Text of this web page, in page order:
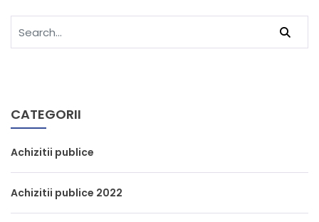
CATEGORII
Achizitii publice
Achizitii publice 2022